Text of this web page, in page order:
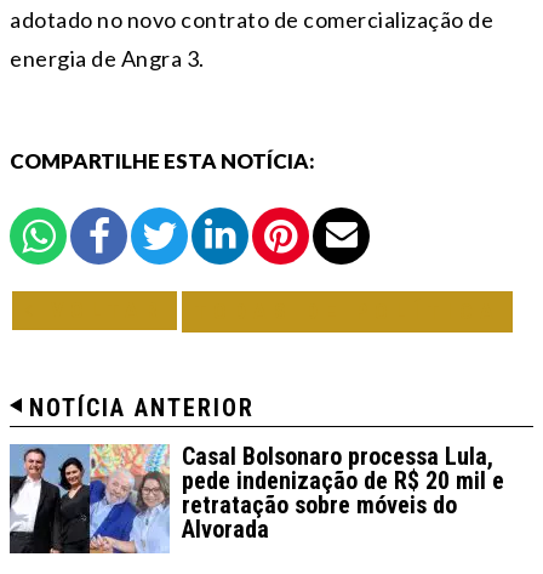
adotado no novo contrato de comercialização de
energia de Angra 3.
COMPARTILHE ESTA NOTÍCIA:
NOTÍCIA ANTERIOR
Casal Bolsonaro processa Lula,
pede indenização de R$ 20 mil e
retratação sobre móveis do
Alvorada